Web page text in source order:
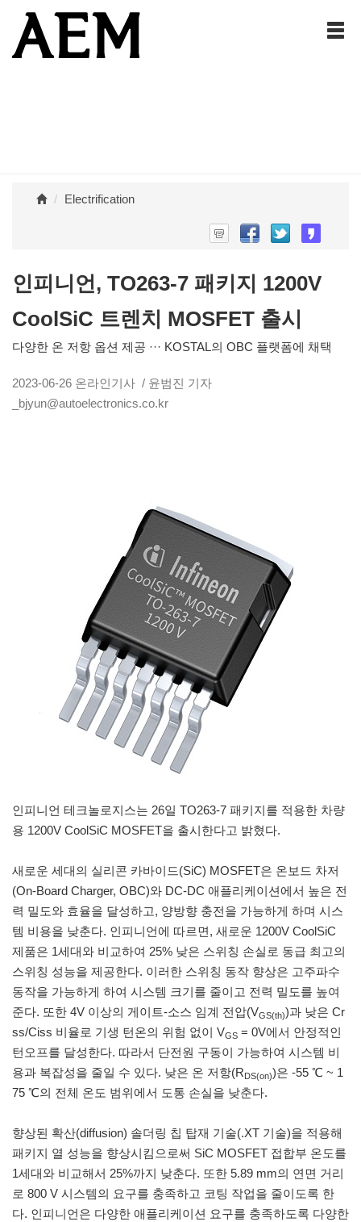
Electrification
인피니언, TO263-7 패키지 1200V
CoolSiC 트렌치 MOSFET 출시
다양한 온 저항 옵션 제공 ··· KOSTAL의 OBC 플랫폼에 채택
2023-06-26 온라인기사 / 윤범진 기자
_bjyun@autoelectronics.co.kr
인피니언 테크놀로지스는 26일 TO263-7 패키지를 적용한 차량
용 1200V CoolSiC MOSFET을 출시한다고 밝혔다.
새로운 세대의 실리콘 카바이드(SiC) MOSFET은 온보드 차저
(On-Board Charger, OBC)와 DC-DC 애플리케이션에서 높은 전
력 밀도와 효율을 달성하고, 양방향 충전을 가능하게 하며 시스
템 비용을 낮춘다. 인피니언에 따르면, 새로운 1200V CoolSiC
제품은 1세대와 비교하여 25% 낮은 스위칭 손실로 동급 최고의
스위칭 성능을 제공한다. 이러한 스위칭 동작 향상은 고주파수
동작을 가능하게 하여 시스템 크기를 줄이고 전력 밀도를 높여
준다. 또한 4V 이상의 게이트-소스 임계 전압(VGS(th))과 낮은 Cr
ss/Ciss 비율로 기생 턴온의 위험 없이 VGS = 0V에서 안정적인
턴오프를 달성한다. 따라서 단전원 구동이 가능하여 시스템 비
용과 복잡성을 줄일 수 있다. 낮은 온 저항(RDS(on))은 -55 ℃ ~ 1
75 ℃의 전체 온도 범위에서 도통 손실을 낮춘다.
향상된 확산(diffusion) 솔더링 칩 탑재 기술(.XT 기술)을 적용해
패키지 열 성능을 향상시킴으로써 SiC MOSFET 접합부 온도를
1세대와 비교해서 25%까지 낮춘다. 또한 5.89 mm의 연면 거리
로 800 V 시스템의 요구를 충족하고 코팅 작업을 줄이도록 한
다. 인피니언은 다양한 애플리케이션 요구를 충족하도록 다양한